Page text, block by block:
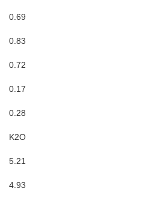
0.69
0.83
0.72
0.17
0.28
K2O
5.21
4.93